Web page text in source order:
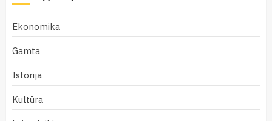
Ekonomika
Gamta
Istorija
Kultūra